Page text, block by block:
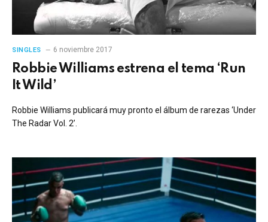
SINGLES 6 noviembre 2017
Robbie Williams estrena el tema ‘Run
It Wild’
Robbie Williams publicará muy pronto el álbum de rarezas ‘Under
The Radar Vol. 2’.